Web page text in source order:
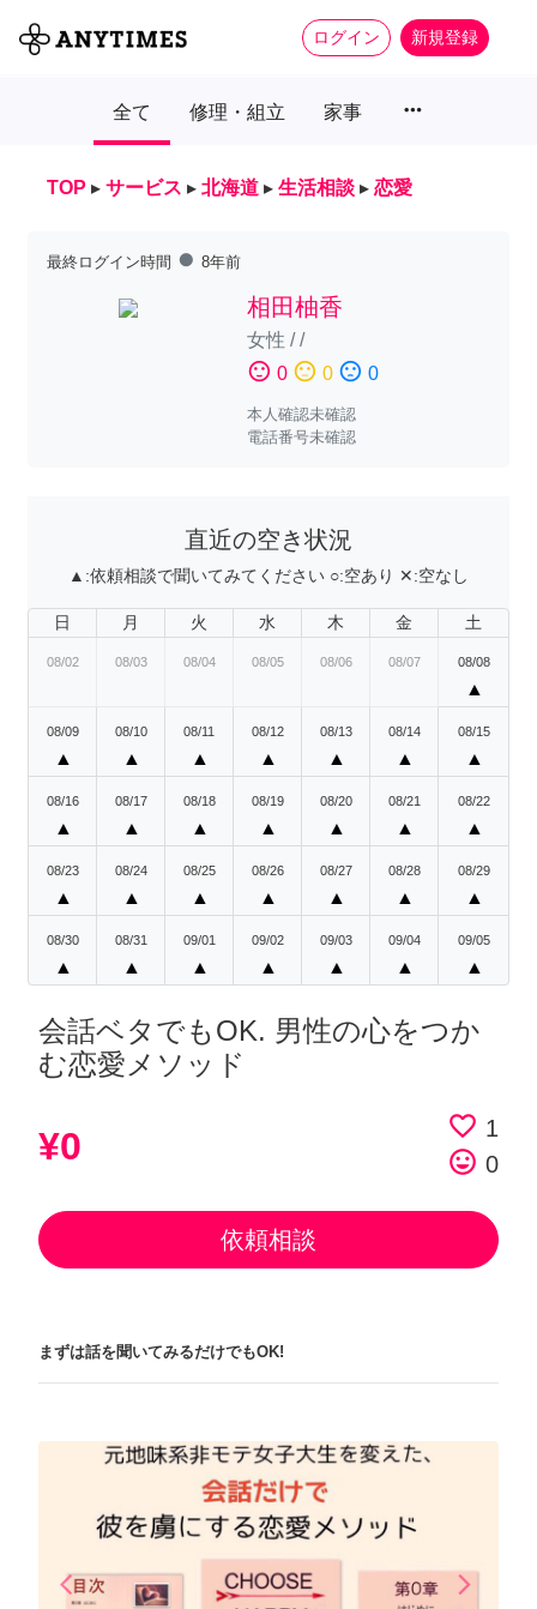
ログイン 新規登録
全て 修理・組立 家事 more_horiz
TOP ▸ サービス ▸ 北海道 ▸ 生活相談 ▸ 恋愛
最終ログイン時間 fiber_manual_record 8年前
相田柚香
女性 //
sentiment_satisfied 0 sentiment_neutral 0 sentiment_dissatisfied 0
本人確認未確認
電話番号未確認
直近の空き状況
▲:依頼相談で聞いてみてください ○:空あり ✕:空なし
日 月 火 水 木 金 土
08/02 08/03 08/04 08/05 08/06 08/07 08/08
▲
08/09
▲
08/10
▲
08/11
▲
08/12
▲
08/13
▲
08/14
▲
08/15
▲
08/16
▲
08/17
▲
08/18
▲
08/19
▲
08/20
▲
08/21
▲
08/22
▲
08/23
▲
08/24
▲
08/25
▲
08/26
▲
08/27
▲
08/28
▲
08/29
▲
08/30
▲
08/31
▲
09/01
▲
09/02
▲
09/03
▲
09/04
▲
09/05
▲
会話ベタでもOK. 男性の心をつか
む恋愛メソッド
¥0 favorite_border 1
tag_faces 0
依頼相談
まずは話を聞いてみるだけでもOK!
arrow_back_iosPrevious arrow_forward_iosNext